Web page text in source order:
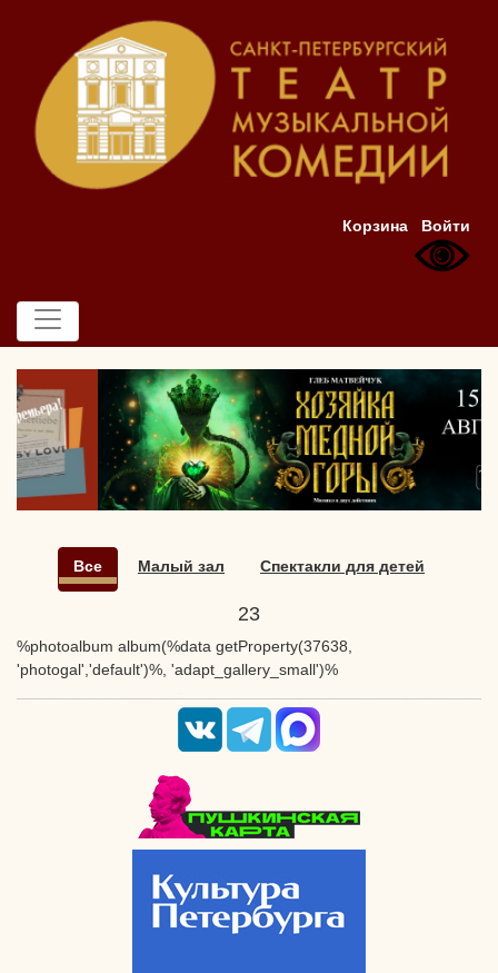
Корзина Войти
Все Малый зал Спектакли для детей
23
%photoalbum album(%data getProperty(37638,
'photogal','default')%, 'adapt_gallery_small')%